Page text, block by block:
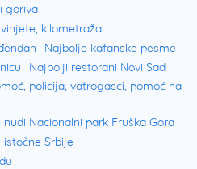
goriva
kilometraža
Najbolje kafanske pesme
Najbolji restorani Novi Sad
policija, vatrogasci, pomoć na
Nacionalni park Fruška Gora
Srbije